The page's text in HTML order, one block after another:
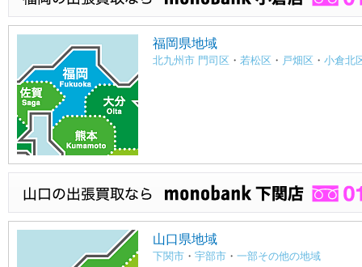
福岡県地域
北九州市 門司区 ・ 若松区 ・ 戸畑区 ・ 小倉北
山口県地域
下関市 ・ 宇部市 ・ 一部その他の地域